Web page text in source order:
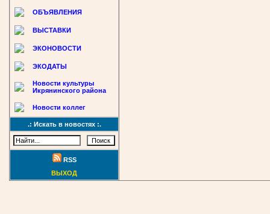
ОБЪЯВЛЕНИЯ
ВЫСТАВКИ
ЭКОНОВОСТИ
ЭКОДАТЫ
Новости культуры
Икрянинского района
Новости коллег
.: Искать в новостях :.
RSS
ВЫХОД